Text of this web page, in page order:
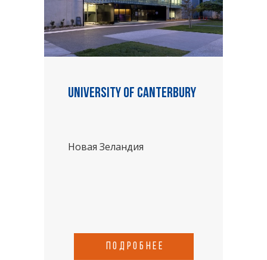
University of Canterbury
Новая Зеландия
подробнее